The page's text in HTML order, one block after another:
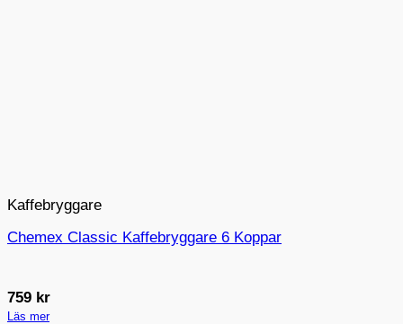
Kaffebryggare
Chemex Classic Kaffebryggare 6 Koppar
759 kr
Läs mer